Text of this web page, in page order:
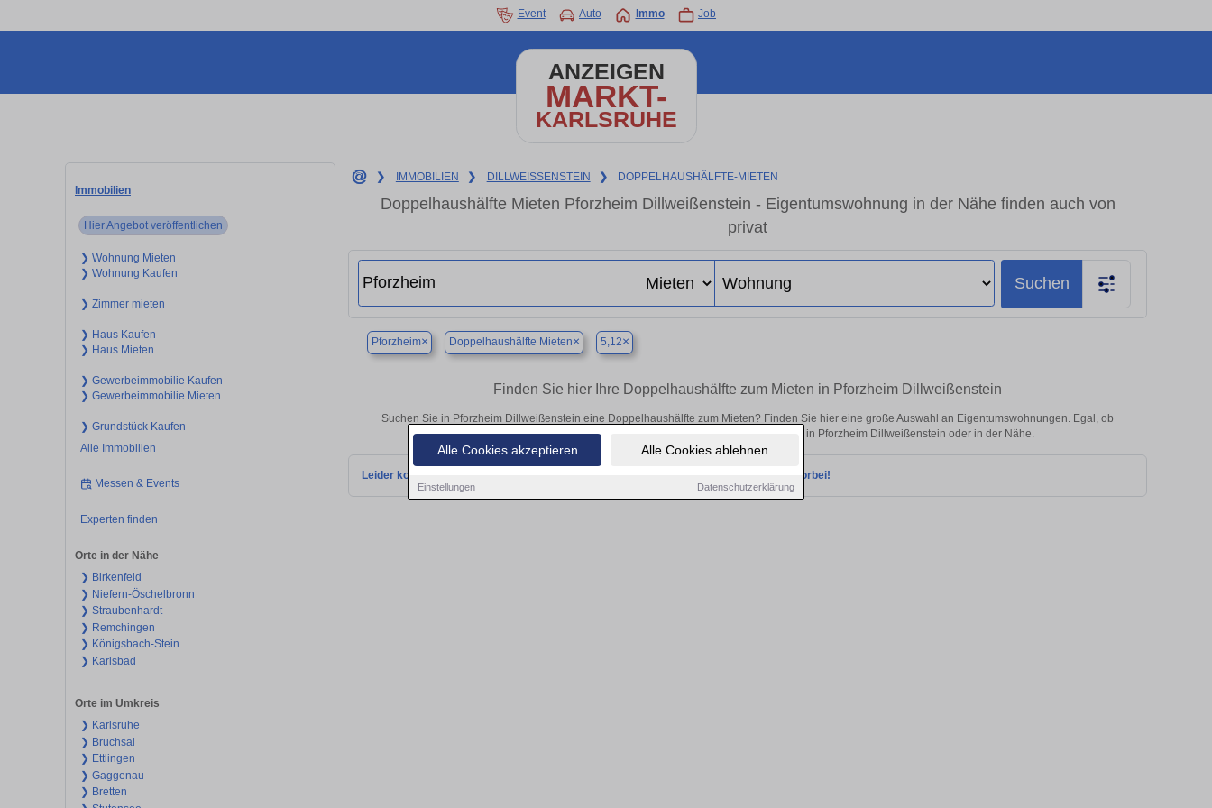
Alle Cookies akzeptieren Alle Cookies ablehnen
Einstellungen Datenschutzerklärung
Event Auto Immo Job
ANZEIGEN
MARKT-
KARLSRUHE
Immobilien
Hier Angebot veröffentlichen
❯ Wohnung Mieten
❯ Wohnung Kaufen
❯ Zimmer mieten
❯ Haus Kaufen
❯ Haus Mieten
❯ Gewerbeimmobilie Kaufen
❯ Gewerbeimmobilie Mieten
❯ Grundstück Kaufen
Alle Immobilien
Messen & Events
Experten finden
Orte in der Nähe
❯ Birkenfeld
❯ Niefern-Öschelbronn
❯ Straubenhardt
❯ Remchingen
❯ Königsbach-Stein
❯ Karlsbad
Orte im Umkreis
❯ Karlsruhe
❯ Bruchsal
❯ Ettlingen
❯ Gaggenau
❯ Bretten
❯ IMMOBILIEN ❯ DILLWEISSENSTEIN ❯ DOPPELHAUSHÄLFTE-MIETEN
Doppelhaushälfte Mieten Pforzheim Dillweißenstein - Eigentumswohnung in der Nähe finden auch von
privat
Suchen
Pforzheim× Doppelhaushälfte Mieten× 5,12×
Finden Sie hier Ihre Doppelhaushälfte zum Mieten in Pforzheim Dillweißenstein
Suchen Sie in Pforzheim Dillweißenstein eine Doppelhaushälfte zum Mieten? Finden Sie hier eine große Auswahl an Eigentumswohnungen. Egal, ob
als Kapitalanlage oder zur Vermietung – hier finden Sie Ihre Immobilie in Pforzheim Dillweißenstein oder in der Nähe.
Leider konnten wir derzeit keine passenden Objekte finden. Schauen Sie bald wieder vorbei!